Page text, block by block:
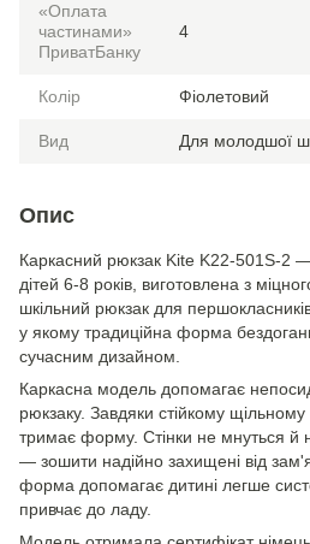
«Оплата
частинами»
ПриватБанку
4
Колір Фіолетовий
Вид Для молодшої
Опис
Каркасний рюкзак Kite K22-501S-2
дітей 6-8 років, виготовлена з
шкільний рюкзак для першокласників
у якому традиційна форма
сучасним дизайном.
Каркасна модель допомагає
рюкзаку. Завдяки стійкому
тримає форму. Стінки не мнуться й
— зошити надійно захищені від
форма допомагає дитині легше
привчає до ладу.